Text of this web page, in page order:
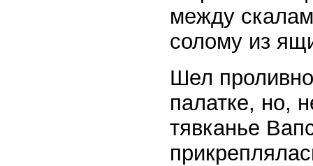
между
солому из
Шел
палатке, но,
тявканье